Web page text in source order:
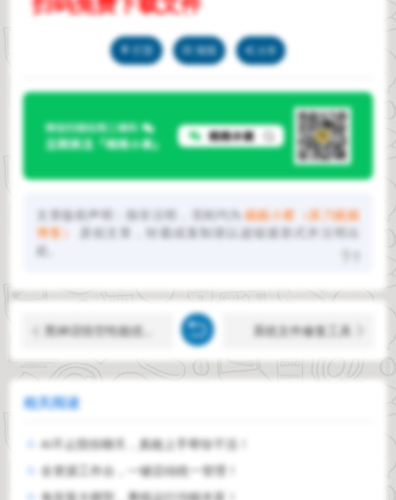
打赏 海报 分享
文章版权声明：除非注明，否则均为 贱贱小窝（原刀贱贱
博客）
原创文章，转载或复制请以超链接形式并注明出
处。
系统文件修复工具
相关阅读
AI不止陪你聊天，真能上手帮你干活！
全资源工作台，一键启动统一管理！